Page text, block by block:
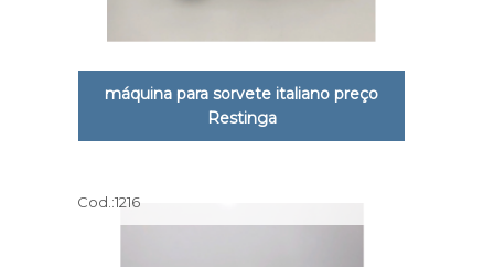
máquina para sorvete italiano preço
Restinga
Cod.:1216